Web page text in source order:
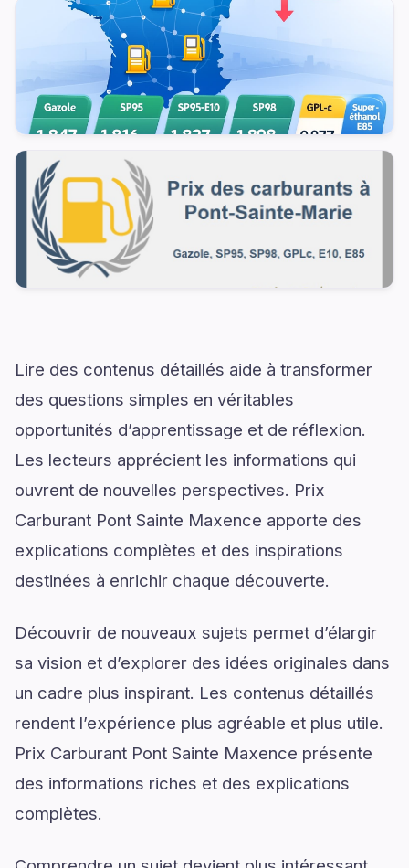
Lire des contenus détaillés aide à transformer
des questions simples en véritables
opportunités d’apprentissage et de réflexion.
Les lecteurs apprécient les informations qui
ouvrent de nouvelles perspectives. Prix
Carburant Pont Sainte Maxence apporte des
explications complètes et des inspirations
destinées à enrichir chaque découverte.
Découvrir de nouveaux sujets permet d’élargir
sa vision et d’explorer des idées originales dans
un cadre plus inspirant. Les contenus détaillés
rendent l’expérience plus agréable et plus utile.
Prix Carburant Pont Sainte Maxence présente
des informations riches et des explications
complètes.